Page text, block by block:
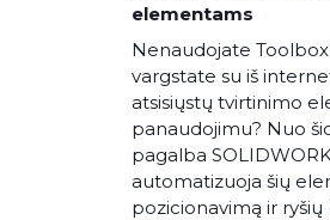
elementams
Nenaudojate
vargstate su iš
atsisiųstų tvirtinimo
panaudojimu? Nuo
pagalba
automatizuoja šių
pozicionavimą ir ryšių